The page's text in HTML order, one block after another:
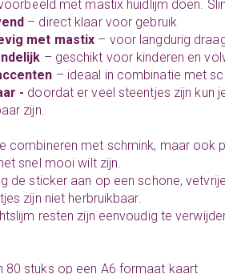
met mastix huidlijm doen.
– direct klaar voor gebruik
met mastix – voor langdurig
– geschikt voor kinderen en
– ideaal in combinatie met
- doordat er veel steentjes zijn kun
zijn.
combineren met schmink, maar ook
snel mooi wilt zijn.
de sticker aan op een schone,
zijn niet herbruikbaar.
resten zijn eenvoudig te
80 stuks op een A6 formaat kaart